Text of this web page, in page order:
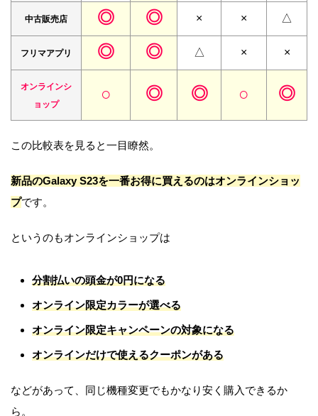
中古販売店 ◎ ◎ × × △
フリマアプリ ◎ ◎ △ × ×
オンラインシ
ョップ
○ ◎ ◎ ○ ◎
この比較表を見ると一目瞭然。
新品のGalaxy S23を一番お得に買えるのはオンラインショッ
プです。
というのもオンラインショップは
分割払いの頭金が0円になる
オンライン限定カラーが選べる
オンライン限定キャンペーンの対象になる
オンラインだけで使えるクーポンがある
などがあって、同じ機種変更でもかなり安く購入できるか
ら。